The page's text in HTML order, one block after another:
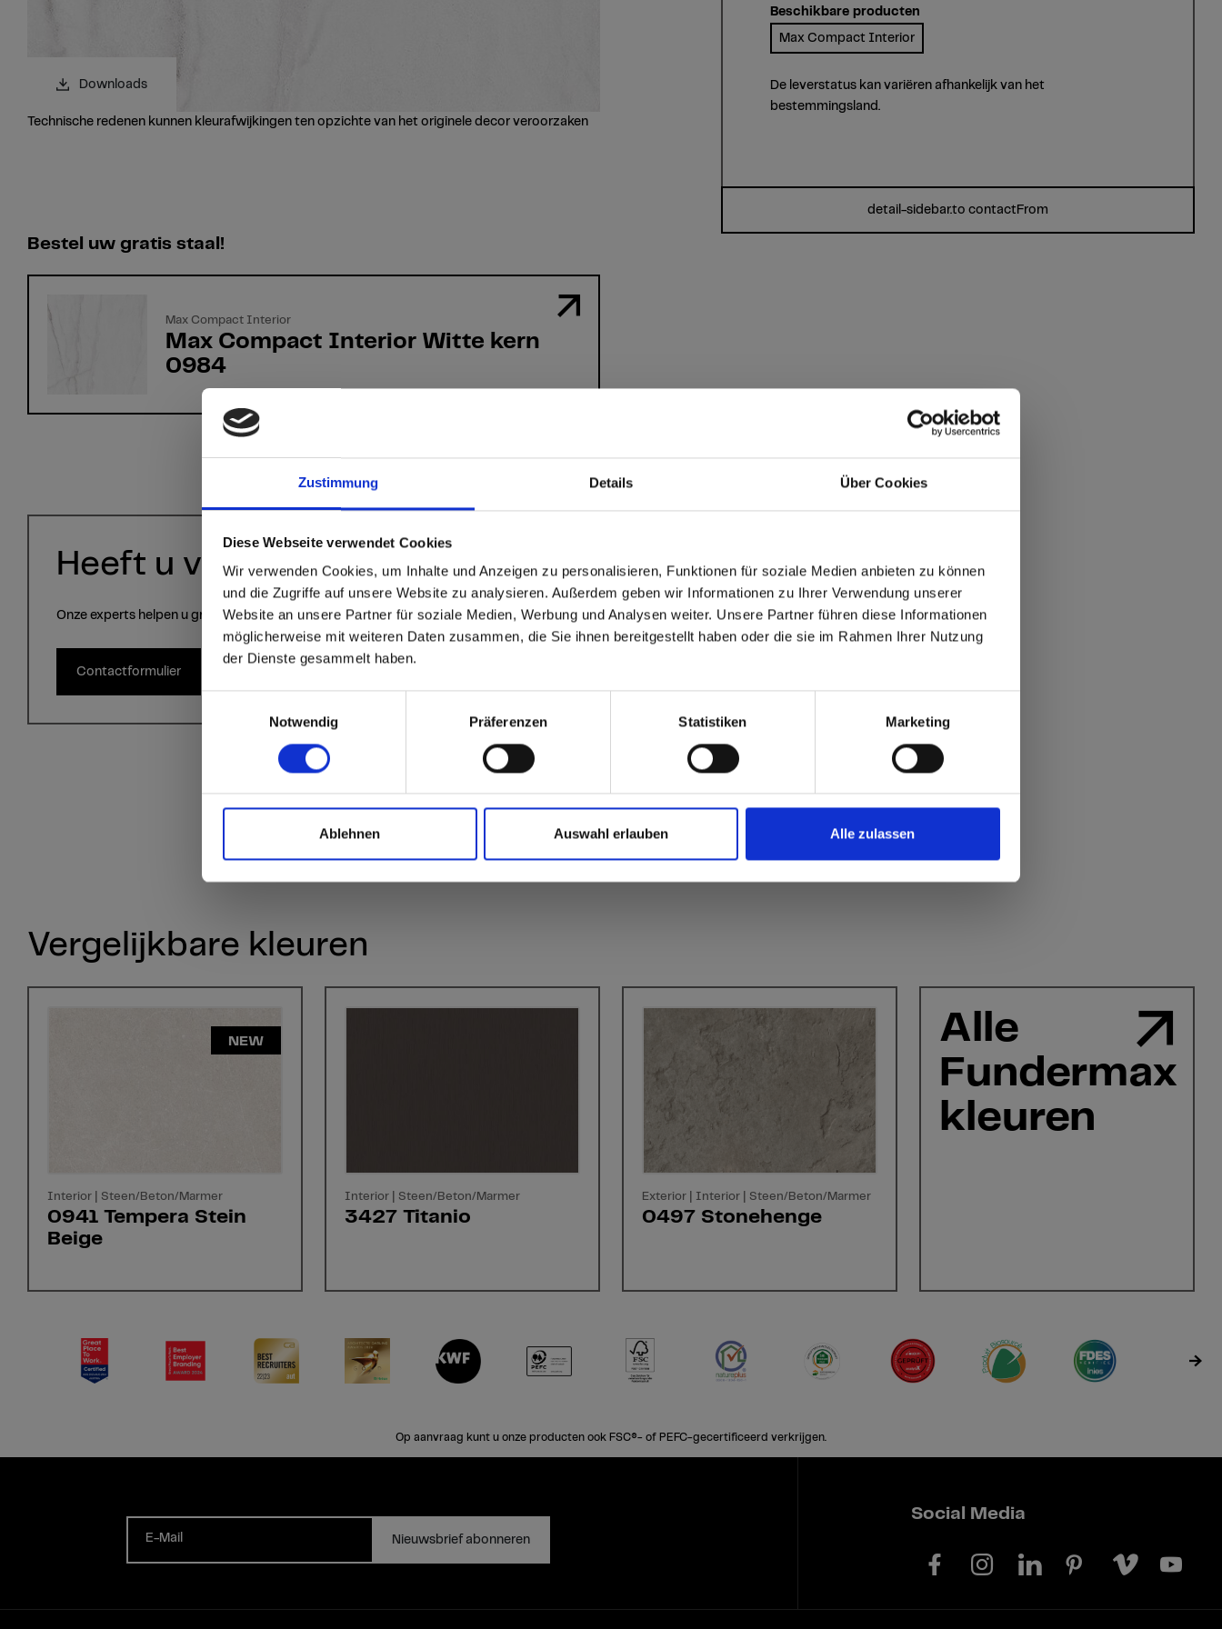
Zustimmung Details Über Cookies
Diese Webseite verwendet Cookies
Wir verwenden Cookies, um Inhalte und Anzeigen zu personalisieren, Funktionen für soziale Medien anbieten zu können
und die Zugriffe auf unsere Website zu analysieren. Außerdem geben wir Informationen zu Ihrer Verwendung unserer
Website an unsere Partner für soziale Medien, Werbung und Analysen weiter. Unsere Partner führen diese Informationen
möglicherweise mit weiteren Daten zusammen, die Sie ihnen bereitgestellt haben oder die sie im Rahmen Ihrer Nutzung
der Dienste gesammelt haben.
Notwendig
Präferenzen Statistiken Marketing
Ablehnen Auswahl erlauben Alle zulassen
sr.modal is not closeable
Are you based in the Verenigde
Staten?
Go to the Fundermax North America website directly from here or discover what Fundermax offers in Europe
and the rest of the world!
Click here to go to the Fundermax North America Website Europe / Rest of the World
Downloads
Technische redenen kunnen kleurafwijkingen ten opzichte van het originele decor veroorzaken
Bestel uw gratis staal!
Max Compact Interior
Max Compact Interior Witte kern
0984
Heeft u vragen?
Onze experts helpen u graag verder!
Contactformulier
Beschikbare producten
Max Compact Interior
De leverstatus kan variëren afhankelijk van het
bestemmingsland.
detail-sidebar.to contactFrom
Vergelijkbare kleuren
NEW
Interior | Steen/Beton/Marmer
0941 Tempera Stein
Beige
Interior | Steen/Beton/Marmer
3427 Titanio
Exterior | Interior | Steen/Beton/Marmer
0497 Stonehenge
Alle
Fundermax
kleuren
Op aanvraag kunt u onze producten ook FSC®- of PEFC-gecertificeerd verkrijgen.
E-Mail Nieuwsbrief abonneren
Social Media